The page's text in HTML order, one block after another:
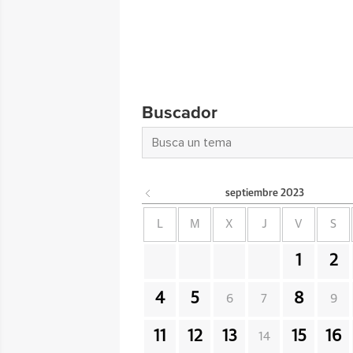
Buscador
septiembre 2023
L M X J V S
1 2
4 5 6 7 8 9
11 12 13 14 15 16